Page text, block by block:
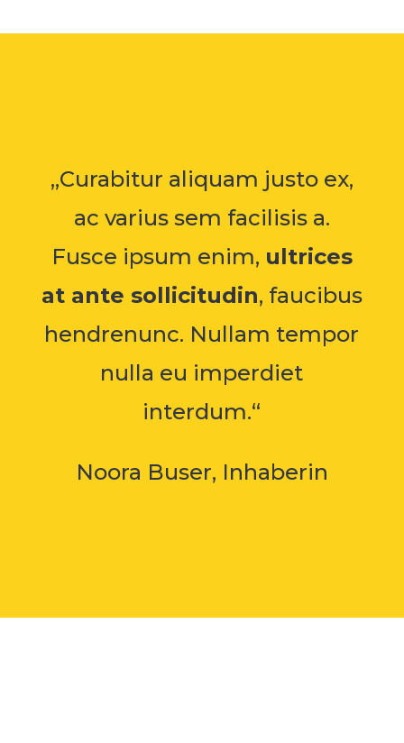
„Curabitur aliquam justo ex,
ac varius sem facilisis a.
Fusce ipsum enim, ultrices
at ante sollicitudin, faucibus
hendrenunc. Nullam tempor
nulla eu imperdiet
interdum.“
Noora Buser, Inhaberin